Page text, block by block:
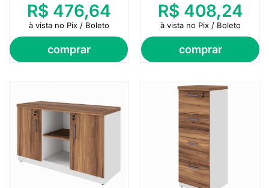
comprar
R$ 476,64
à vista no Pix / Boleto
comprar
R$ 408,24
à vista no Pix / Boleto